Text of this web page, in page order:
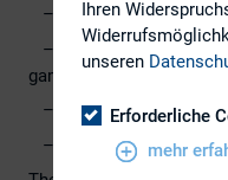
– Investors are taking
– Executive
game in town
– The shareholders are
– Governance codes
Ihren
unseren
Erforderliche
mehr